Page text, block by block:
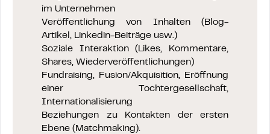
im Unternehmen
Veröffentlichung von Inhalten (Blog-
Artikel, Linkedin-Beiträge usw.)
Soziale Interaktion (Likes, Kommentare,
Shares, Wiederveröffentlichungen)
Fundraising, Fusion/Akquisition, Eröffnung
einer Tochtergesellschaft,
Internationalisierung
Beziehungen zu Kontakten der ersten
Ebene (Matchmaking).